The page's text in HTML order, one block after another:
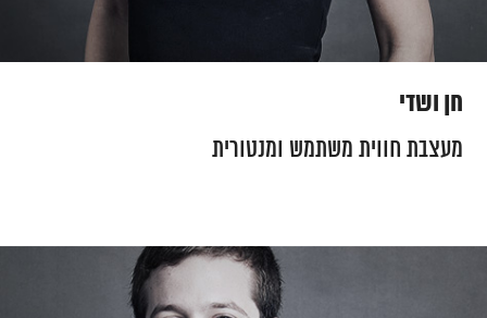
חן ושדי
מעצבת חווית משתמש ומנטורית